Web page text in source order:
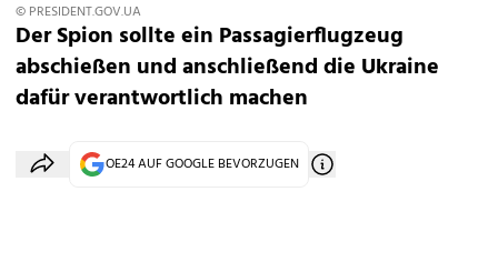
© PRESIDENT.GOV.UA
Der Spion sollte ein Passagierflugzeug
abschießen und anschließend die Ukraine
dafür verantwortlich machen
OE24 AUF GOOGLE BEVORZUGEN